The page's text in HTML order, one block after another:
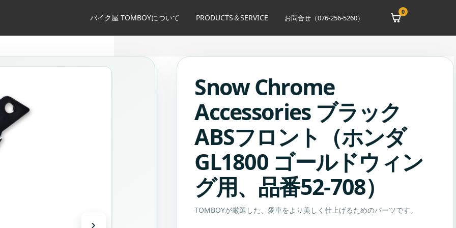
バイク屋 TOMBOYについて PRODUCTS＆SERVICE お問合せ（076-256-5260）
0
›
Snow Chrome
Accessories ブラック
ABSフロント（ホンダ
GL1800 ゴールドウィン
グ用、品番52-708）
TOMBOYが厳選した、愛車をより美しく仕上げるためのパーツです。